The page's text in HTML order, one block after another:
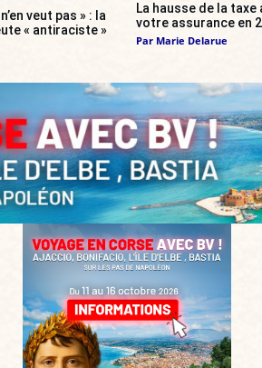
veut pas » : la
« antiraciste »
La hausse de la
votre assurance en
Par Marie Delarue